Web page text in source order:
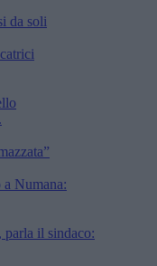
da soli
a Numana:
parla il sindaco: